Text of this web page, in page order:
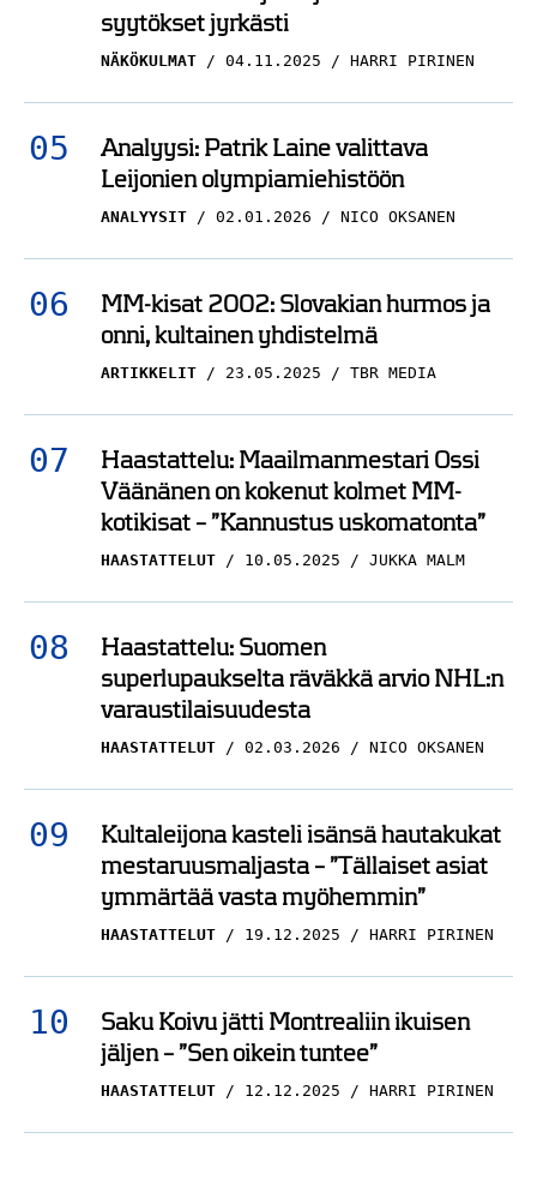
NÄKÖKULMAT 04.11.2025
Analyysi: Patrik Laine valittava
Leijonien olympiamiehistöön
ANALYYSIT 02.01.2026 NICO OKSANEN
MM-kisat 2002: Slovakian hurmos ja
onni, kultainen yhdistelmä
ARTIKKELIT 23.05.2025 TBR MEDIA
Haastattelu: Maailmanmestari Ossi
Väänänen on kokenut kolmet MM-
kotikisat – ”Kannustus uskomatonta”
HAASTATTELUT 10.05.2025 JUKKA MALM
Haastattelu: Suomen
superlupaukselta räväkkä arvio NHL:n
varaustilaisuudesta
HAASTATTELUT 02.03.2026
Kultaleijona kasteli isänsä hautakukat
mestaruusmaljasta – ”Tällaiset asiat
ymmärtää vasta myöhemmin”
HAASTATTELUT 19.12.2025 HARRI PIRINEN
Saku Koivu jätti Montrealiin ikuisen
jäljen – ”Sen oikein tuntee”
HAASTATTELUT 12.12.2025 HARRI PIRINEN